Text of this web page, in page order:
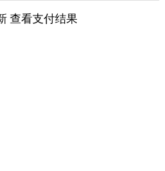
查看支付结果